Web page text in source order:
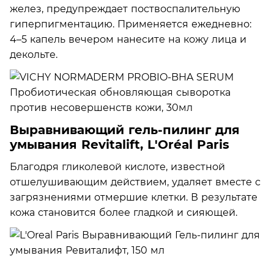
желез, предупреждает поствоспалительную
гиперпигментацию. Применяется ежедневно:
4–5 капель вечером нанесите на кожу лица и
декольте.
Выравнивающий гель-пилинг для
умывания Revitalift, L'Oréal Paris
Благодря гликолевой кислоте, известной
отшелушивающим действием, удаляет вместе с
загрязнениями отмершие клетки. В результате
кожа становится более гладкой и сияющей.